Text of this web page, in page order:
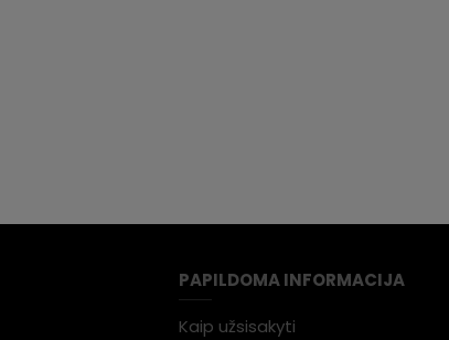
PAPILDOMA INFORMACIJA
Kaip užsisakyti